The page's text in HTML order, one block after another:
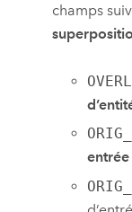
champs
entrée